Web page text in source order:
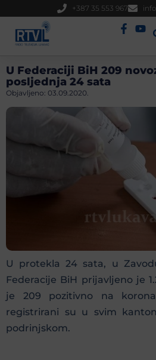
+387 35 553 967
U Federaciji BiH 209
posljednja 24 sata
Objavljeno: 03.09.2020.
U protekla 24 sata, u
Federacije BiH prijavljeno je
je 209 pozitivno na
registrirani su u svim
podrinjskom.